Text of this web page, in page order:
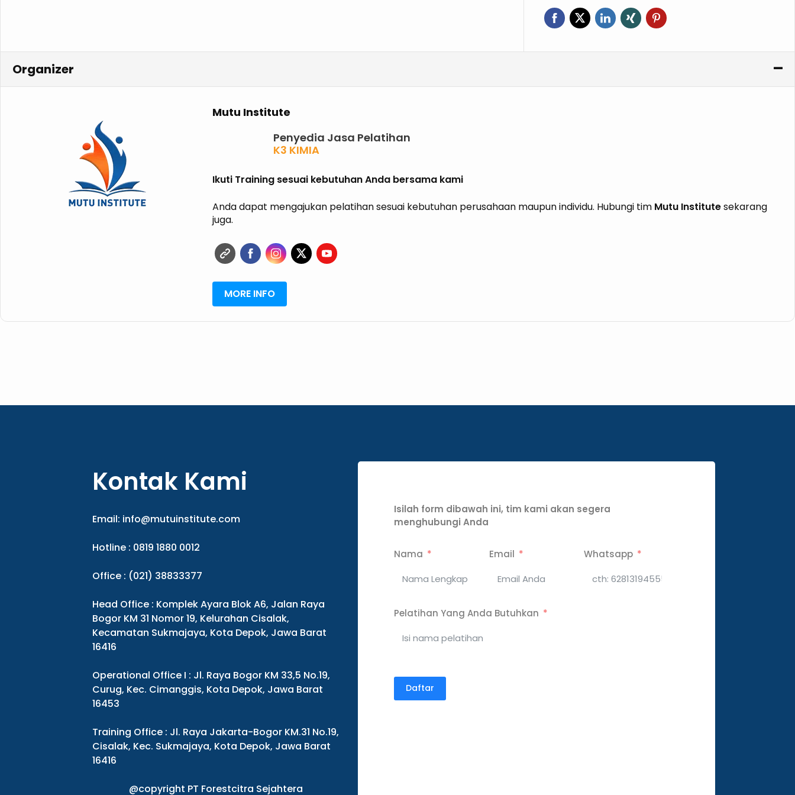
Organizer
Mutu Institute
Penyedia Jasa Pelatihan
K3 KIMIA
ISO
HALAL
ISPO
PHPL
P2K3
Ikuti Training sesuai kebutuhan Anda bersama kami
Anda dapat mengajukan pelatihan sesuai kebutuhan perusahaan maupun individu. Hubungi tim Mutu Institutesekarang
juga.
MORE INFO
Kontak Kami
Email: info@mutuinstitute.com
Hotline : 0819 1880 0012
Office : (021) 38833377
Head Office : Komplek Ayara Blok A6, Jalan Raya
Bogor KM 31 Nomor 19, Kelurahan Cisalak,
Kecamatan Sukmajaya, Kota Depok, Jawa Barat
16416
Operational Office I : Jl. Raya Bogor KM 33,5 No.19,
Curug, Kec. Cimanggis, Kota Depok, Jawa Barat
16453
Training Office : Jl. Raya Jakarta-Bogor KM.31 No.19,
Cisalak, Kec. Sukmajaya, Kota Depok, Jawa Barat
16416
@copyright PT Forestcitra Sejahtera
Isilah form dibawah ini, tim kami akan segera
menghubungi Anda
Nama Email Whatsapp
Pelatihan Yang Anda Butuhkan
Daftar